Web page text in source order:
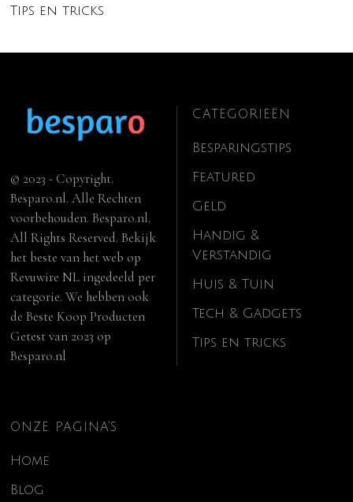
Tips en tricks
© 2023 - Copyright.
Besparo.nl. Alle Rechten
voorbehouden. Besparo.nl.
All Rights Reserved. Bekijk
het beste van het web op
Revuwire NL ingedeeld per
categorie. We hebben ook
deBeste Koop Producten
Getest van 2023 op
Besparo.nl
CATEGORIEËN
Besparingstips
Featured
Geld
Handig &
Verstandig
Huis & Tuin
Tech & Gadgets
Tips en tricks
ONZE PAGINA’S
Home
Blog